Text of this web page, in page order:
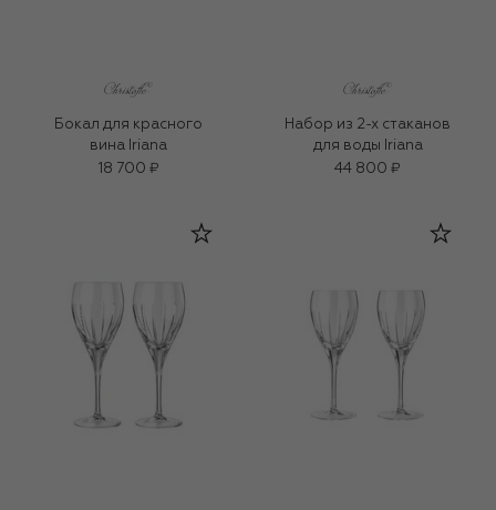
Бокал для красного
вина Iriana
18 700 ₽
Набор из 2-х стаканов
для воды Iriana
44 800 ₽